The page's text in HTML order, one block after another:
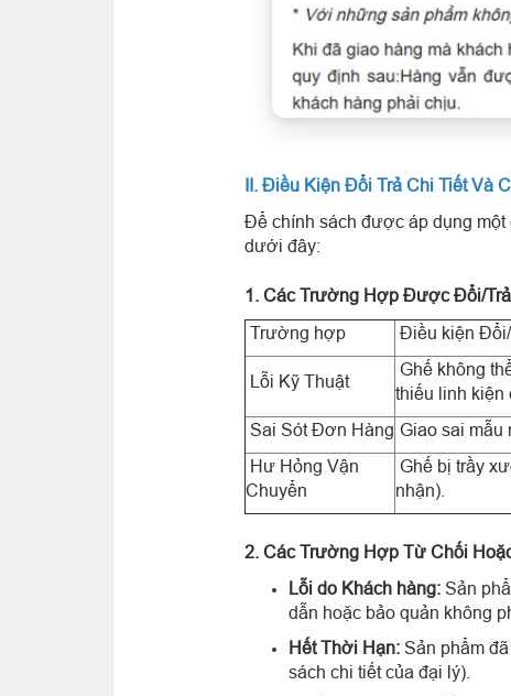
II. Điều Kiện Đổi Trả Chi Tiết Và
Để chính sách được áp dụng một
dưới đây:
1. Các Trường Hợp Được Đổi/
Trường hợp
Điều kiện
Lỗi Kỹ Thuật
Ghế không
thiếu linh kiện
Sai Sót Đơn Hàng Giao sai mẫu
Hư Hỏng Vận
Chuyển
Ghế bị trầy
nhận).
2. Các Trường Hợp Từ Chối
Lỗi do Khách hàng: Sản
dẫn hoặc bảo quản không
Hết Thời Hạn: Sản phẩm
sách chi tiết của đại lý).